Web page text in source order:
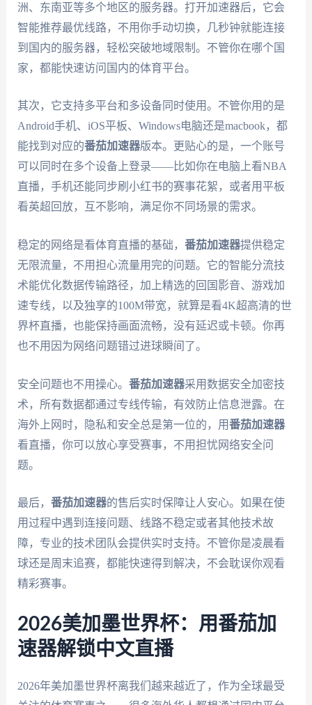
洲、东南亚等多个地区的服务器。打开加速器后，它会
智能推荐最优线路，不用你手动切换，几秒钟就能连接
到国内的服务器，轻松突破地域限制。不管你在哪个国
家，都能快速访问国内的体育平台。
其次，它支持多平台和多设备同时使用。不管你用的是
Android手机、iOS平板、Windows电脑还是macbook，都
能找到对应的番茄加速器版本。更贴心的是，一个账号
可以同时在多个设备上登录——比如你在电脑上看NBA
直播，手机还能同步刷小红书的赛事花絮，或者用平板
看英超回放，互不影响，满足你不同场景的需求。
稳定的网络是看体育直播的基础， 番茄加速器提供稳定
无限流量，不用担心流量用完的问题。它的智能分流技
术能优化数据传输路径，加上精选的回国影音、游戏加
速专线，以及独享的100M带宽，就算是看4K超高清的世
界杯直播，也能保持画面流畅，没有延迟或卡顿。你再
也不用因为网络问题错过进球瞬间了。
安全问题也不用操心。 番茄加速器采用数据安全加密技
术，所有数据都通过专线传输，有效防止信息泄露。在
海外上网时，隐私和安全总是第一位的，用番茄加速器
看直播，你可以放心享受赛事，不用担忧网络安全问
题。
最后， 番茄加速器的售后实时保障让人安心。如果在使
用过程中遇到连接问题、线路不稳定或者其他技术故
障，专业的技术团队会提供实时支持。不管你是凌晨看
球还是周末追赛，都能快速得到解决，不会耽误你观看
精彩赛事。
2026美加墨世界杯：用番茄加
速器解锁中文直播
2026年美加墨世界杯离我们越来越近了，作为全球最受